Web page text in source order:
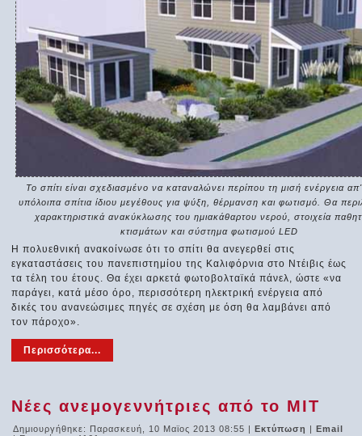
Το σπίτι είναι σχεδιασμένο να καταναλώνει περίπου τη μισή ενέργεια απ'
υπόλοιπα σπίτια ίδιου μεγέθους για ψύξη, θέρμανση και φωτισμό. Θα
χαρακτηριστικά ανακύκλωσης του ημιακάθαρτου νερού, στοιχεία
κτισμάτων και σύστημα φωτισμού LED
Η πολυεθνική ανακοίνωσε ότι το σπίτι θα ανεγερθεί στις
εγκαταστάσεις του πανεπιστημίου της Καλιφόρνια στο Ντέιβις έως
τα τέλη του έτους. Θα έχει αρκετά φωτοβολταϊκά πάνελ, ώστε «να
παράγει, κατά μέσο όρο, περισσότερη ηλεκτρική ενέργεια από
δικές του ανανεώσιμες πηγές σε σχέση με όση θα λαμβάνει από
τον πάροχο».
Περισσότερα...
Νέες ανεμογεννήτριες από το MIT
Δημιουργήθηκε: Παρασκευή, 10 Μαϊος 2013 08:55 |Εκτύπωση |Email